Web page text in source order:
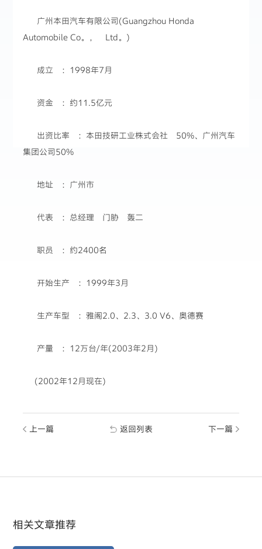
广州本田汽车有限公司(Guangzhou Honda
Automobile Co。， Ltd。)
成立 ：1998年7月
资金 ：约11.5亿元
出资比率 ：本田技研工业株式会社 50%、广州汽车
集团公司50%
地址 ：广州市
代表 ：总经理 门胁 轰二
职员 ：约2400名
开始生产 ：1999年3月
生产车型 ：雅阁2.0、2.3、3.0 V6、奥德赛
产量 ：12万台/年(2003年2月)
(2002年12月现在)
上一篇 返回列表 下一篇
相关文章推荐